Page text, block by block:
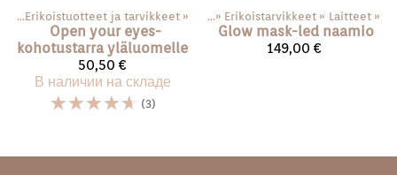
‪» Erikoistuotteet ja tarvikkeet ‪»
Open your eyes-
kohotustarra yläluomelle
50,50 €
В наличии на складе
☆☆☆☆☆ (3)
Товары ‪» Erikoistarvikkeet ‪» Laitteet ‪»
Glow mask-led naamio
149,00 €